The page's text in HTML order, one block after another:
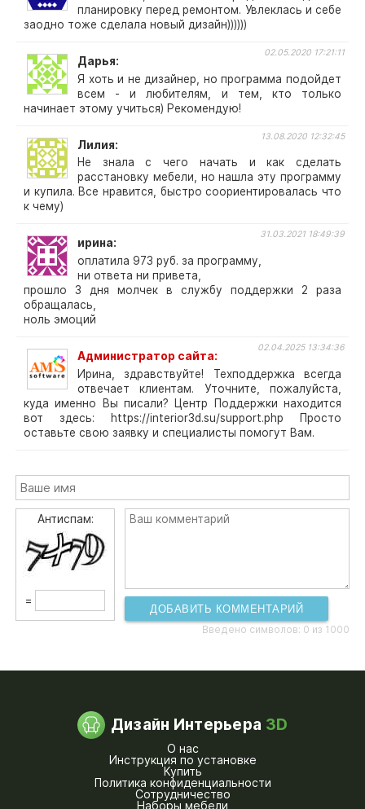
планировку перед ремонтом. Увлеклась и себе
заодно тоже сделала новый дизайн))))))
Дарья
02.05.2020 17:21:11
Я хоть и не дизайнер, но программа подойдет
всем - и любителям, и тем, кто только
начинает этому учиться) Рекомендую!
Лилия
13.08.2020 12:32:45
Не знала с чего начать и как сделать
расстановку мебели, но нашла эту программу
и купила. Все нравится, быстро соориентировалась что
к чему)
ирина
31.03.2021 18:49:39
оплатила 973 руб. за программу,
ни ответа ни привета,
прошло 3 дня молчек в службу поддержки 2 раза
обращалась,
ноль эмоций
Администратор сайта
02.04.2025 13:34:36
Ирина, здравствуйте! Техподдержка всегда
отвечает клиентам. Уточните, пожалуйста,
куда именно Вы писали? Центр Поддержки находится
вот здесь: https://interior3d.su/support.php Просто
оставьте свою заявку и специалисты помогут Вам.
Антиспам:
=
ДОБАВИТЬ КОММЕНТАРИЙ
Введено символов: 0 из 1000
Дизайн Интерьера 3D
О нас
Инструкция по установке
Купить
Политика конфиденциальности
Сотрудничество
Наборы мебели